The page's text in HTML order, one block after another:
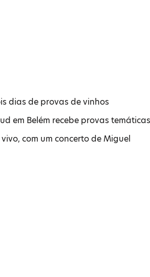
dias de provas de vinhos
em Belém recebe provas temáticas
com um concerto de Miguel